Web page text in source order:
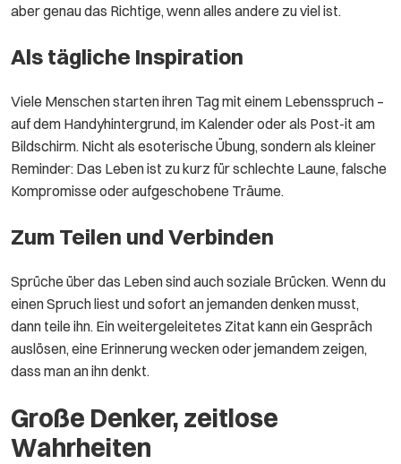
aber genau das Richtige, wenn alles andere zu viel ist.
Als tägliche Inspiration
Viele Menschen starten ihren Tag mit einem Lebensspruch –
auf dem Handyhintergrund, im Kalender oder als Post-it am
Bildschirm. Nicht als esoterische Übung, sondern als kleiner
Reminder: Das Leben ist zu kurz für schlechte Laune, falsche
Kompromisse oder aufgeschobene Träume.
Zum Teilen und Verbinden
Sprüche über das Leben sind auch soziale Brücken. Wenn du
einen Spruch liest und sofort an jemanden denken musst,
dann teile ihn. Ein weitergeleitetes Zitat kann ein Gespräch
auslösen, eine Erinnerung wecken oder jemandem zeigen,
dass man an ihn denkt.
Große Denker, zeitlose
Wahrheiten